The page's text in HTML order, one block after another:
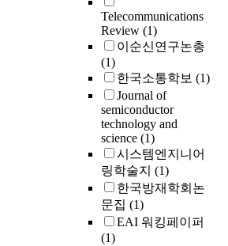
Telecommunications
Review (1)
이순신연구논총
(1)
한국소통학보 (1)
Journal of
semiconductor
technology and
science (1)
시스템엔지니어
링학술지 (1)
한국방재학회논
문집 (1)
EAI 워킹페이퍼
(1)